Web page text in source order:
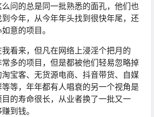
问的总是同一批熟悉的面孔，他们也
今年，从今年年头找到很快年尾，还
意的项目。
看来，但凡在网络上浸淫个把月的
多的项目，但是都被他们轻易忽略掉
宝客、无货源电商、抖音带货、自媒
等，年年都有人唱衰的另一个视角是
的寿命很长，从业者换了一批又一
到钱。